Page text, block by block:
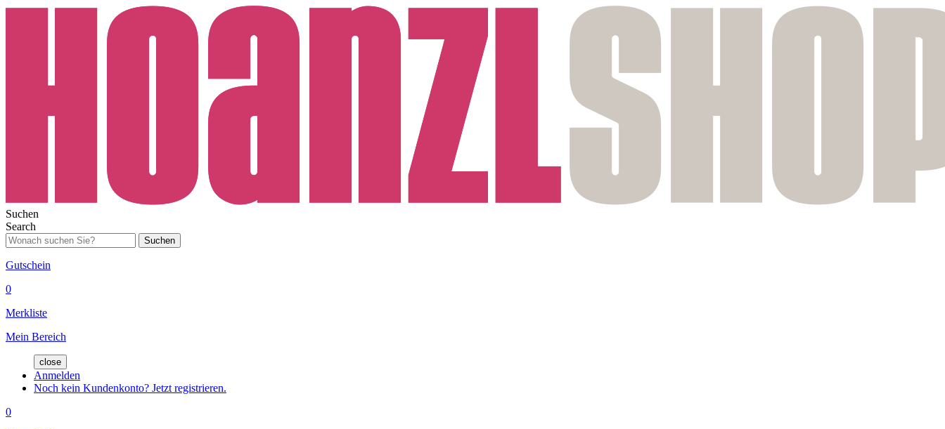
Suchen
Search
Suchen
Gutschein
0
Merkliste
Mein Bereich
close
Anmelden
Noch kein Kundenkonto? Jetzt registrieren.
0